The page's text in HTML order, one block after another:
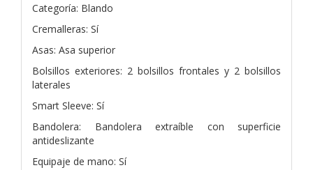
Categoría: Blando
Cremalleras: Sí
Asas: Asa superior
Bolsillos exteriores: 2 bolsillos frontales y 2 bolsillos
laterales
Smart Sleeve: Sí
Bandolera: Bandolera extraíble con superficie
antideslizante
Equipaje de mano: Sí